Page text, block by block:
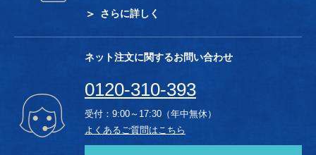
さらに詳しく
ネット注文に関するお問い合わせ
0120-310-393
受付：9:00～17:30（年中無休）
よくあるご質問はこちら